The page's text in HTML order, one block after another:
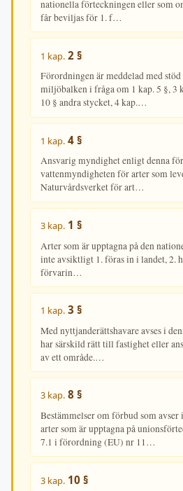
nationella förteckningen eller som
får beviljas för 1. f…
1 kap. 2 §
Förordningen är meddelad med stöd
miljöbalken i fråga om 1 kap. 5 §, 3
10 § andra stycket, 4 kap.…
1 kap. 4 §
Ansvarig myndighet enligt denna
vattenmyndigheten för arter som
Naturvårdsverket för art…
3 kap. 1 §
Arter som är upptagna på den
inte avsiktligt 1. föras in i landet, 2.
förvarin…
1 kap. 3 §
Med nyttjanderättshavare avses i
har särskild rätt till fastighet eller
av ett område.…
3 kap. 8 §
Bestämmelser om förbud som
arter som är upptagna på
7.1 i förordning (EU) nr 11…
3 kap. 10 §